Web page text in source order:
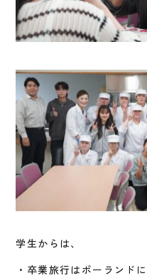
学生からは、
・卒業旅行はポーランド